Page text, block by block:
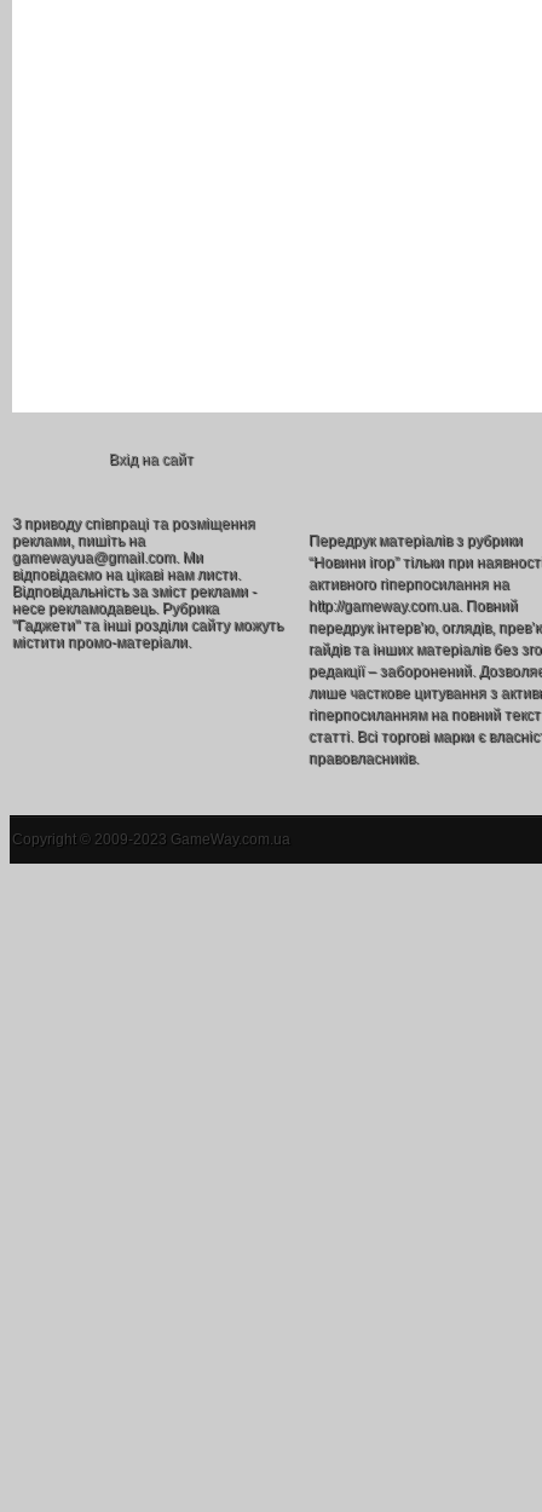
Вхід на сайт
З приводу співпраці та розміщення
реклами, пишіть на
gamewayua@gmail.com. Ми
відповідаємо на цікаві нам листи.
Відповідальність за зміст реклами -
несе рекламодавець. Рубрика
"Гаджети" та інші розділи сайту можуть
містити промо-матеріали.
Передрук матеріалів з рубрики
“Новини ігор” тільки при
активного гіперпосилання на
http://gameway.com.ua. Повний
передрук інтерв’ю, оглядів,
гайдів та інших матеріалів без
редакції – заборонений.
лише часткове цитування з
гіперпосиланням на повний текст
статті. Всі торгові марки є
правовласників.
Copyright © 2009-2023 GameWay.com.ua